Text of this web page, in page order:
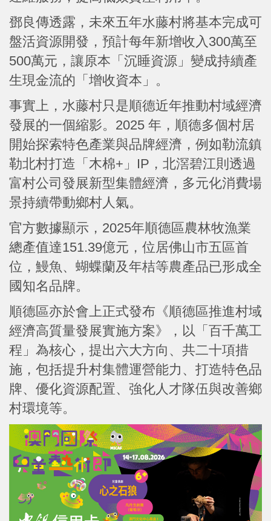
鄧良傳透露，未來五年水藤村將基本完成可
盤活資源開發，預計每年新增收入300萬至
500萬元，讓原本「沉睡資源」變成持續產
生現金流的「增收資本」。
事實上，水藤村只是順德近年推動村域經濟
發展的一個縮影。2025 年，順德多個村居
開始探索特色產業與品牌經濟，例如勒流鎮
勒北村打造「木棉+」IP，北滘碧江則透過
富村公司發展新型集體經濟，多元化消費場
景持續帶動鄉村人氣。
官方數據顯示，2025年順德區農林牧漁業
總產值達151.39億元，位居佛山市五區首
位，鰻魚、蝴蝶蘭及年桔等農產品已形成全
國知名品牌。
順德區亦於會上正式發布《順德區推進村域
經濟高質量發展實施方案》，以「百千萬工
程」為核心，提出六大方向、共二十項措
施，包括提升村集體運營能力、打造特色品
牌、優化資源配置、強化人才隊伍與改善鄉
村環境等。